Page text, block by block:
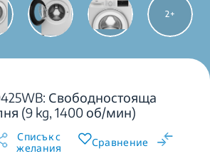
2
Свободностояща
(9 kg, 1400 об/мин)
Списък с
желания
Сравнение